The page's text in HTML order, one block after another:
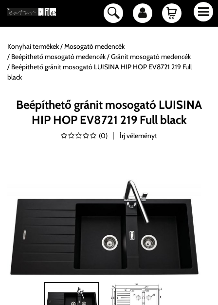
Konyhai termékek
Mosogató medencék
Beépíthető mosogató medencék
Gránit mosogató medencék
Beépíthető gránit mosogató LUISINA HIP HOP EV8721 219 Full
black
Beépíthető gránit mosogató LUISINA
HIP HOP EV8721 219 Full black
(0) Írj véleményt